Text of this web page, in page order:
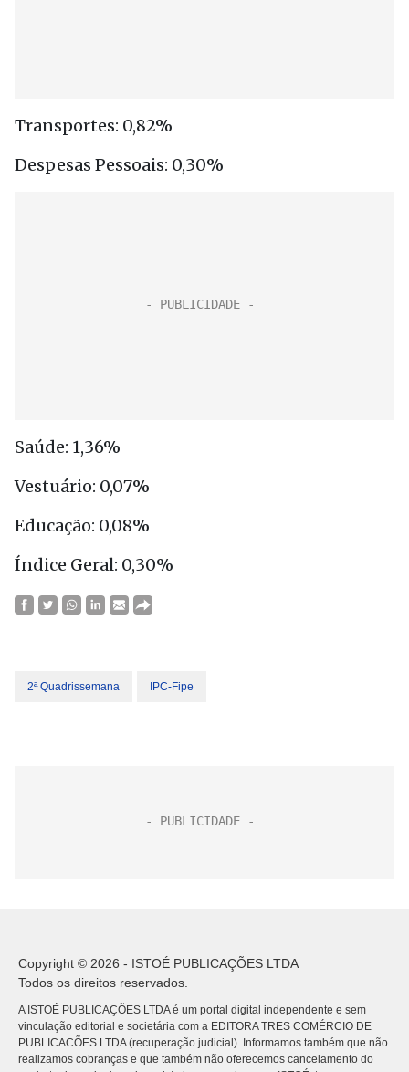
Transportes: 0,82%
Despesas Pessoais: 0,30%
Saúde: 1,36%
Vestuário: 0,07%
Educação: 0,08%
Índice Geral: 0,30%
2ª Quadrissemana IPC-Fipe
Copyright © 2026 - ISTOÉ PUBLICAÇÕES LTDA
Todos os direitos reservados.
A ISTOÉ PUBLICAÇÕES LTDA é um portal digital independente e sem
vinculação editorial e societária com a EDITORA TRES COMÉRCIO DE
PUBLICACÕES LTDA (recuperação judicial). Informamos também que não
realizamos cobranças e que também não oferecemos cancelamento do